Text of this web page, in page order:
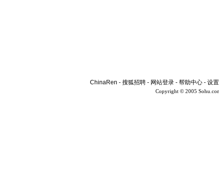
ChinaRen - 搜狐招聘 - 网站登录 - 帮助中心 - 设
Copyright © 2005